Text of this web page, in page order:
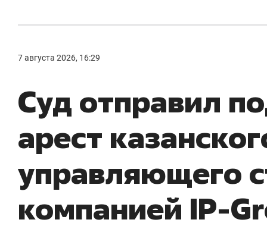
7 августа 2026, 16:29
Суд отправил
арест
управляющего
компанией IP-